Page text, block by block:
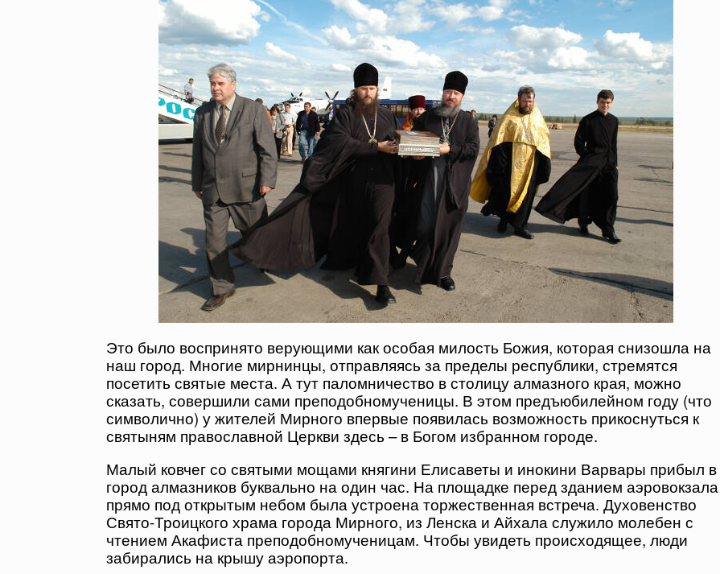
Это было воспринято верующими как особая милость Божия, которая снизошла на
наш город. Многие мирнинцы, отправляясь за пределы республики, стремятся
посетить святые места. А тут паломничество в столицу алмазного края, можно
сказать, совершили сами преподобномученицы. В этом предъюбилейном году (что
символично) у жителей Мирного впервые появилась возможность прикоснуться к
святыням православной Церкви здесь – в Богом избранном городе.
Малый ковчег со святыми мощами княгини Елисаветы и инокини Варвары прибыл в
город алмазников буквально на один час. На площадке перед зданием аэровокзала
прямо под открытым небом была устроена торжественная встреча. Духовенство
Свято-Троицкого храма города Мирного, из Ленска и Айхала служило молебен с
чтением Акафиста преподобномученицам. Чтобы увидеть происходящее, люди
забирались на крышу аэропорта.